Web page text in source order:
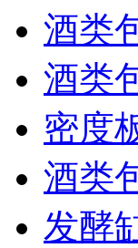
酒类
酒类
密度
酒类
发酵